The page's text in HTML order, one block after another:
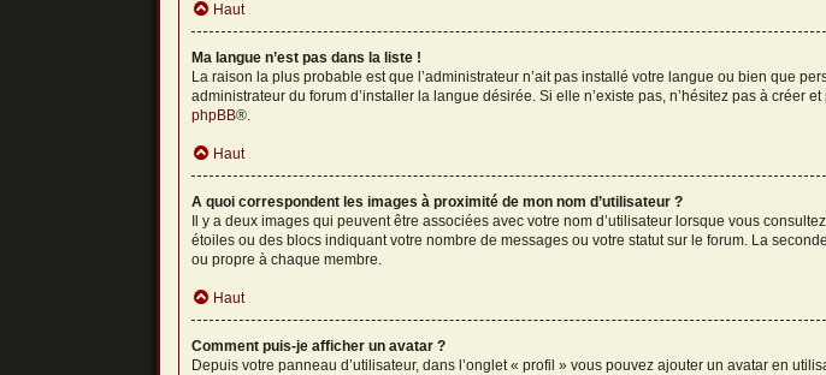
Haut
Ma langue n’est pas dans la liste !
La raison la plus probable est que l’administrateur n’ait pas installé votre langue ou bien que
administrateur du forum d’installer la langue désirée. Si elle n’existe pas, n’hésitez pas à créer
phpBB®.
Haut
A quoi correspondent les images à proximité de mon nom d’utilisateur ?
Il y a deux images qui peuvent être associées avec votre nom d’utilisateur lorsque vous
étoiles ou des blocs indiquant votre nombre de messages ou votre statut sur le forum. La
ou propre à chaque membre.
Haut
Comment puis-je afficher un avatar ?
Depuis votre panneau d’utilisateur, dans l’onglet « profil » vous pouvez ajouter un avatar en